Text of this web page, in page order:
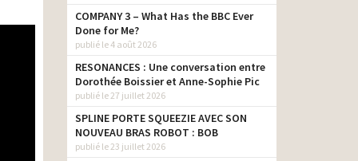
COMPANY 3 – What Has the BBC Ever
Done for Me?
publié le 4 août 2026
RESONANCES : Une conversation entre
Dorothée Boissier et Anne-Sophie Pic
publié le 27 juillet 2026
SPLINE PORTE SQUEEZIE AVEC SON
NOUVEAU BRAS ROBOT : BOB
publié le 23 juillet 2026